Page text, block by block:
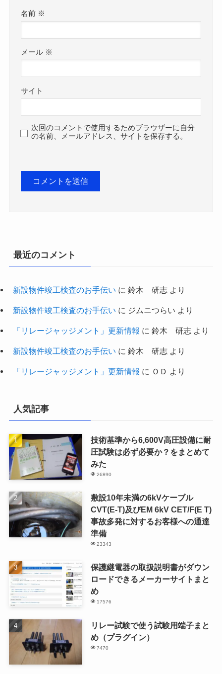
名前 ※
メール ※
サイト
次回のコメントで使用するためブラウザーに自分
の名前、メールアドレス、サイトを保存する。
最近のコメント
新設物件竣工検査のお手伝い に 鈴木 研志より
新設物件竣工検査のお手伝い に ジムニつらい より
「リレージャッジメント」更新情報 に 鈴木 研志より
新設物件竣工検査のお手伝い に 鈴木 研志より
「リレージャッジメント」更新情報 に ＯＤ より
人気記事
技術基準から6,600V高圧設備に耐
圧試験は必ず必要か？をまとめて
みた
26890
敷設10年未満の6kVケーブル
CVT(E-T)及びEM 6kV CET/F(E T)
事故多発に対するお客様への通達
準備
23343
保護継電器の取扱説明書がダウン
ロードできるメーカーサイトまと
め
17576
リレー試験で使う試験用端子まと
め（プラグイン）
7470